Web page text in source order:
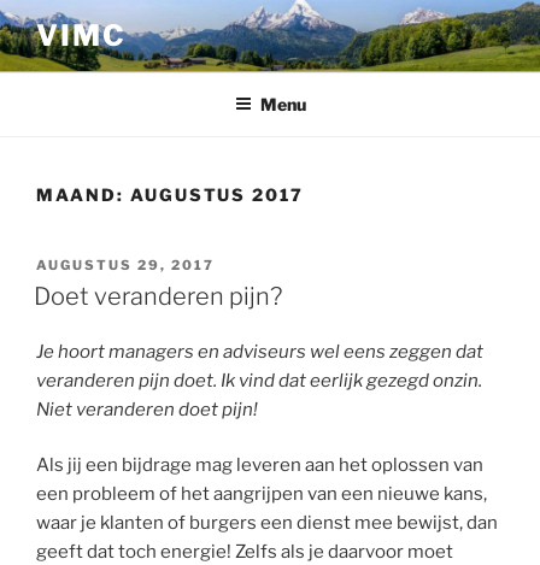
Ga
naar
de
VIMC
Menu
MAAND: AUGUSTUS 2017
GEPLAATST
OP
AUGUSTUS 29, 2017
Doet veranderen pijn?
Je hoort managers en adviseurs wel eens zeggen dat
veranderen pijn doet. Ik vind dat eerlijk gezegd onzin.
Niet veranderen doet pijn!
Als jij een bijdrage mag leveren aan het oplossen van
een probleem of het aangrijpen van een nieuwe kans,
waar je klanten of burgers een dienst mee bewijst, dan
geeft dat toch energie! Zelfs als je daarvoor moet